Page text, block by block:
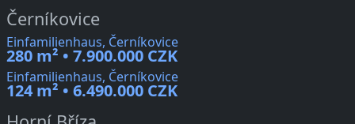
Černíkovice
Einfamilienhaus, Černíkovice
280 m² • 7.900.000 CZK
Einfamilienhaus, Černíkovice
124 m² • 6.490.000 CZK